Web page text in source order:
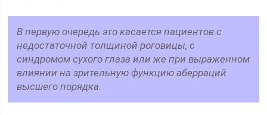
В первую очередь это касается пациентов с
недостаточной толщиной роговицы, с
синдромом сухого глаза или же при выраженном
влиянии на зрительную функцию аберраций
высшего порядка.